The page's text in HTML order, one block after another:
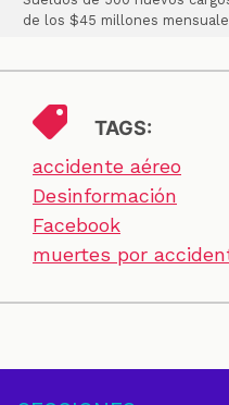
de los $45 millones
TAGS:
accidente aéreo
Desinformación
Facebook
muertes por